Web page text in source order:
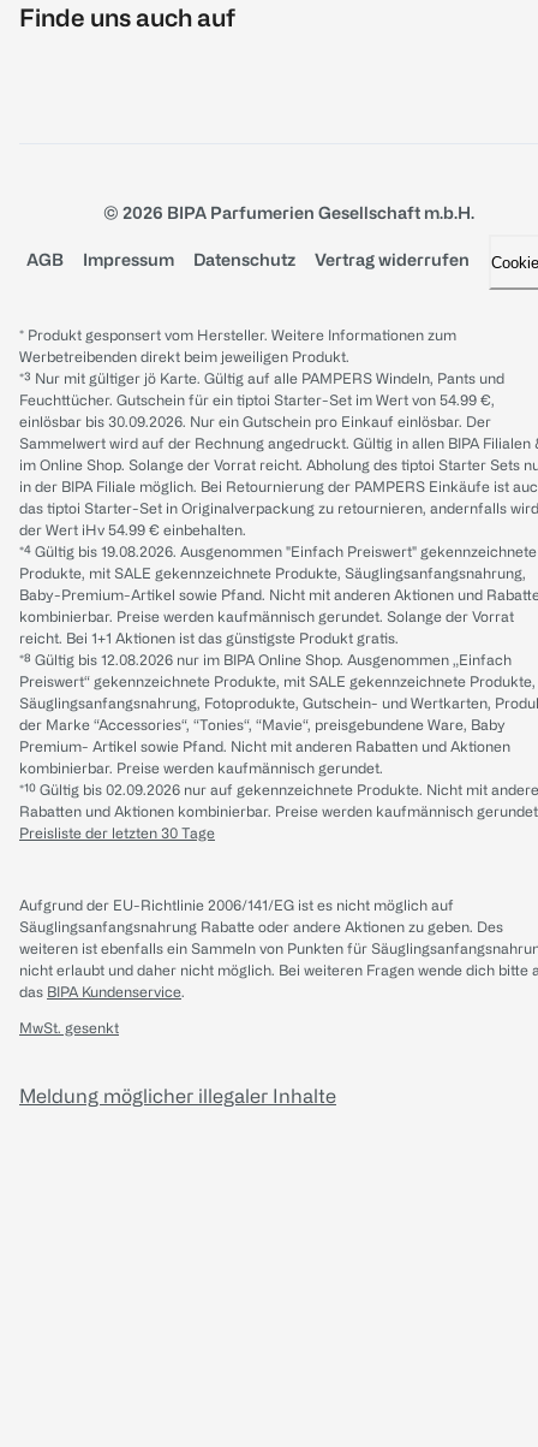
Finde uns auch auf
© 2026 BIPA Parfumerien Gesellschaft m.b.H.
AGB Impressum Datenschutz Vertrag widerrufen
* Produkt gesponsert vom Hersteller. Weitere Informationen zum
Werbetreibenden direkt beim jeweiligen Produkt.
*³ Nur mit gültiger jö Karte. Gültig auf alle PAMPERS Windeln, Pants und
Feuchttücher. Gutschein für ein tiptoi Starter-Set im Wert von 54.99 €,
einlösbar bis 30.09.2026. Nur ein Gutschein pro Einkauf einlösbar. Der
Sammelwert wird auf der Rechnung angedruckt. Gültig in allen BIPA Filialen
im Online Shop. Solange der Vorrat reicht. Abholung des tiptoi Starter Sets
in der BIPA Filiale möglich. Bei Retournierung der PAMPERS Einkäufe ist
das tiptoi Starter-Set in Originalverpackung zu retournieren, andernfalls wird
der Wert iHv 54.99 € einbehalten.
*⁴ Gültig bis 19.08.2026. Ausgenommen "Einfach Preiswert" gekennzeichnete
Produkte, mit SALE gekennzeichnete Produkte, Säuglingsanfangsnahrung,
Baby-Premium-Artikel sowie Pfand. Nicht mit anderen Aktionen und
kombinierbar. Preise werden kaufmännisch gerundet. Solange der Vorrat
reicht. Bei 1+1 Aktionen ist das günstigste Produkt gratis.
*⁸ Gültig bis 12.08.2026 nur im BIPA Online Shop. Ausgenommen „Einfach
Preiswert“ gekennzeichnete Produkte, mit SALE gekennzeichnete Produkte,
Säuglingsanfangsnahrung, Fotoprodukte, Gutschein- und Wertkarten,
der Marke “Accessories“, “Tonies“, “Mavie“, preisgebundene Ware, Baby
Premium- Artikel sowie Pfand. Nicht mit anderen Rabatten und Aktionen
kombinierbar. Preise werden kaufmännisch gerundet.
*¹⁰ Gültig bis 02.09.2026 nur auf gekennzeichnete Produkte. Nicht mit
Rabatten und Aktionen kombinierbar. Preise werden kaufmännisch
Preisliste der letzten 30 Tage
Aufgrund der EU-Richtlinie 2006/141/EG ist es nicht möglich auf
Säuglingsanfangsnahrung Rabatte oder andere Aktionen zu geben. Des
weiteren ist ebenfalls ein Sammeln von Punkten für
nicht erlaubt und daher nicht möglich. Bei weiteren Fragen wende dich bitte
das BIPA Kundenservice.
MwSt. gesenkt
Meldung möglicher illegaler Inhalte